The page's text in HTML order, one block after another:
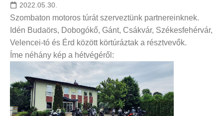
2022.05.30.
Szombaton motoros túrát szerveztünk partnereinknek.
Idén Budaörs, Dobogókő, Gánt, Csákvár, Székesfehérvár,
Velencei-tó és Érd között körtúráztak a résztvevők.
Íme néhány kép a hétvégéről: